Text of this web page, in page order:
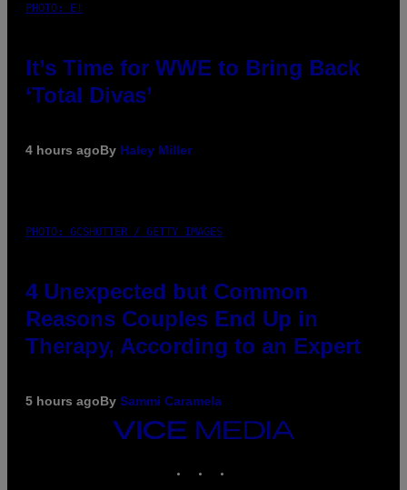
PHOTO: E!
It’s Time for WWE to Bring Back
‘Total Divas’
4 hours agoBy Haley Miller
PHOTO: GCSHUTTER / GETTY IMAGES
4 Unexpected but Common
Reasons Couples End Up in
Therapy, According to an Expert
5 hours agoBy Sammi Caramela
VICE
MEDIA